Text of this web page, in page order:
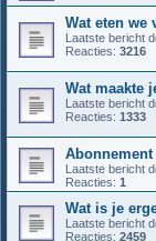
Wat eten we
Laatste bericht
Reacties: 3216
Wat maakte
Laatste bericht
Reacties: 1333
Laatste bericht
Reacties: 1
Wat is je
Laatste bericht
Reacties: 2459